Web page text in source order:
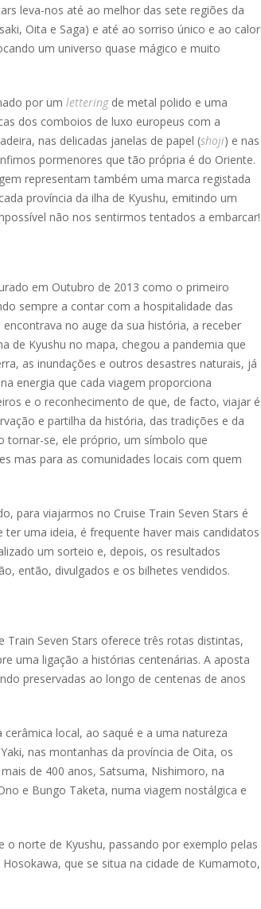
leva-nos até ao melhor das sete regiões da
Oita e Saga) e até ao sorriso único e ao calor
um universo quase mágico e muito
por um lettering de metal polido e uma
dos comboios de luxo europeus com a
nas delicadas janelas de papel (shoji) e nas
pormenores que tão própria é do Oriente.
representam também uma marca registada
província da ilha de Kyushu, emitindo um
não nos sentirmos tentados a embarcar!
em Outubro de 2013 como o primeiro
sempre a contar com a hospitalidade das
no auge da sua história, a receber
de Kyushu no mapa, chegou a pandemia que
as inundações e outros desastres naturais, já
energia que cada viagem proporciona
e o reconhecimento de que, de facto, viajar é
e partilha da história, das tradições e da
tornar-se, ele próprio, um símbolo que
mas para as comunidades locais com quem
para viajarmos no Cruise Train Seven Stars é
uma ideia, é frequente haver mais candidatos
um sorteio e, depois, os resultados
então, divulgados e os bilhetes vendidos.
Train Seven Stars oferece três rotas distintas,
uma ligação a histórias centenárias. A aposta
preservadas ao longo de centenas de anos
local, ao saqué e a uma natureza
nas montanhas da província de Oita, os
de 400 anos, Satsuma, Nishimoro, na
e Bungo Taketa, numa viagem nostálgica e
o norte de Kyushu, passando por exemplo pelas
que se situa na cidade de Kumamoto,